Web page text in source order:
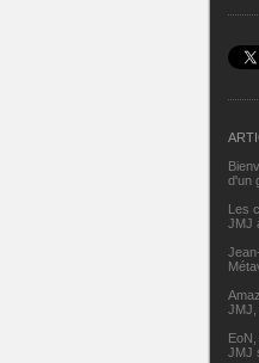
d'un
Les
JMJ
JMJ,
JMJ